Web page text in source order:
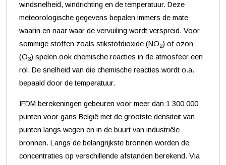
windsnelheid, windrichting en de temperatuur. Deze
meteorologische gegevens bepalen immers de mate
waarin en naar waar de vervuiling wordt verspreid. Voor
sommige stoffen zoals stikstofdioxide (NO2) of ozon
(O3) spelen ook chemische reacties in de atmosfeer een
rol. De snelheid van die chemische reacties wordt o.a.
bepaald door de temperatuur.
IFDM berekeningen gebeuren voor meer dan 1 300 000
punten voor gans België met de grootste densiteit van
punten langs wegen en in de buurt van industriële
bronnen. Langs de belangrijkste bronnen worden de
concentraties op verschillende afstanden berekend. Via